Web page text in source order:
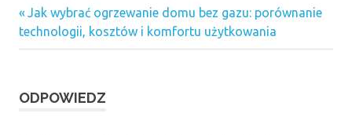
Nawigacja
wpisu
Previous
Post:
Jak wybrać ogrzewanie domu bez gazu: porównanie
technologii, kosztów i komfortu użytkowania
ODPOWIEDZ